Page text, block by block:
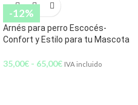
-12%
Arnés para perro Escocés-
Confort y Estilo para tu Mascota
35,00€ - 65,00€ IVA incluido